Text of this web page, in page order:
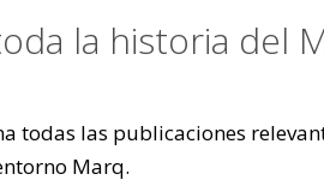
la historia del
todas las publicaciones
Marq.